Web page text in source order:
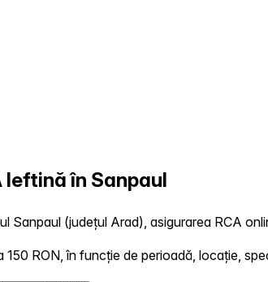
Ieftină în Sanpaul
Sanpaul (județul Arad), asigurarea RCA
150 RON, în funcție de perioadă, locație,